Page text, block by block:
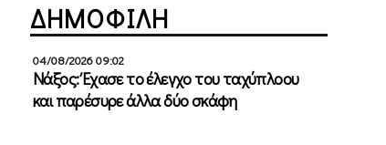
ΔΗΜΟΦΙΛΗ
04/08/2026 09:02
Νάξος: Έχασε το έλεγχο του ταχύπλοου
και παρέσυρε άλλα δύο σκάφη